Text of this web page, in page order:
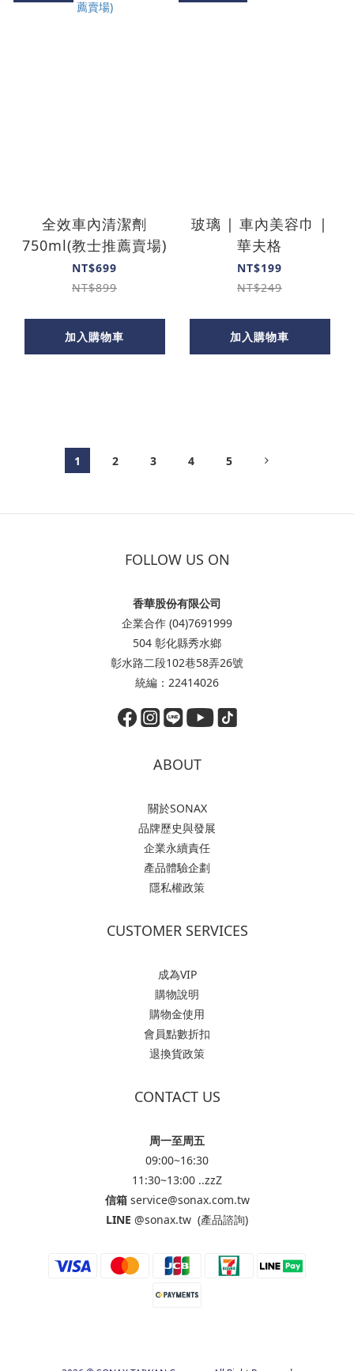
全效車內清潔劑
750ml(教士推薦賣場)
NT$699
NT$899
加入購物車
玻璃 | 車內美容巾 |
華夫格
NT$199
NT$249
加入購物車
1 2 3 4 5
FOLLOW US ON
香華股份有限公司
企業合作 (04)7691999
504 彰化縣秀水鄉
彰水路二段102巷58弄26號
統編：22414026
ABOUT
關於SONAX
品牌歷史與發展
企業永續責任
產品體驗企劃
隱私權政策
CUSTOMER SERVICES
成為VIP
購物說明
購物金使用
會員點數折扣
退換貨政策
CONTACT US
周一至周五
09:00~16:30
11:30~13:00 ..zzZ
信箱service@sonax.com.tw
LINE @sonax.tw (產品諮詢)